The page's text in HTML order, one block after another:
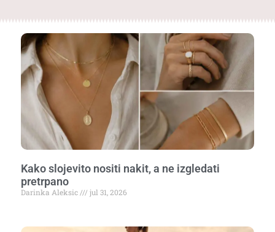
Kako slojevito nositi nakit, a ne izgledati
pretrpano
Darinka Aleksic jul 31, 2026